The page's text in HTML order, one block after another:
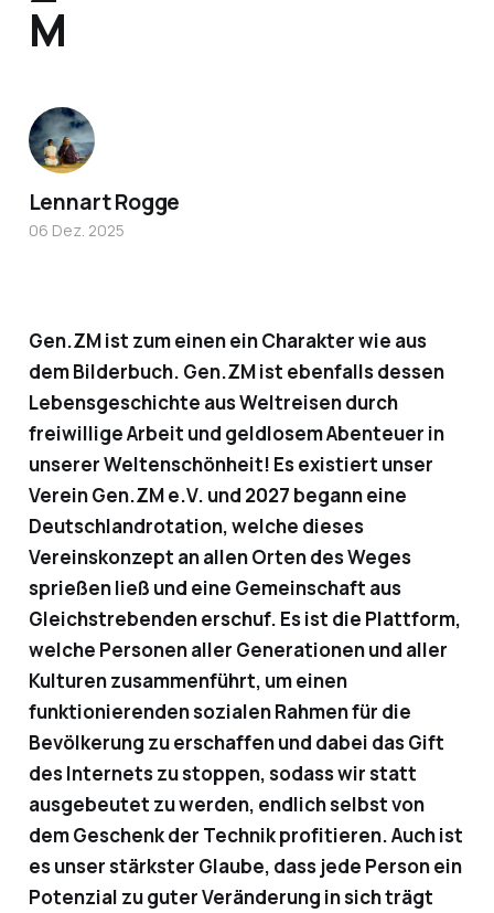
Gen.ZM ist zum einen ein Charakter wie aus
dem Bilderbuch. Gen.ZM ist ebenfalls dessen
Lebensgeschichte aus Weltreisen durch
freiwillige Arbeit und geldlosem Abenteuer in
unserer Weltenschönheit! Es existiert unser
Verein Gen.ZM e.V. und 2027 begann eine
Deutschlandrotation, welche dieses
Vereinskonzept an allen Orten des Weges
sprießen ließ und eine Gemeinschaft aus
Gleichstrebenden erschuf. Es ist die Plattform,
welche Personen aller Generationen und aller
Kulturen zusammenführt, um einen
funktionierenden sozialen Rahmen für die
Bevölkerung zu erschaffen und dabei das Gift
des Internets zu stoppen, sodass wir statt
ausgebeutet zu werden, endlich selbst von
dem Geschenk der Technik profitieren. Auch ist
es unser stärkster Glaube, dass jede Person ein
Potenzial zu guter Veränderung in sich trägt
M
Lennart Rogge
06 Dez. 2025